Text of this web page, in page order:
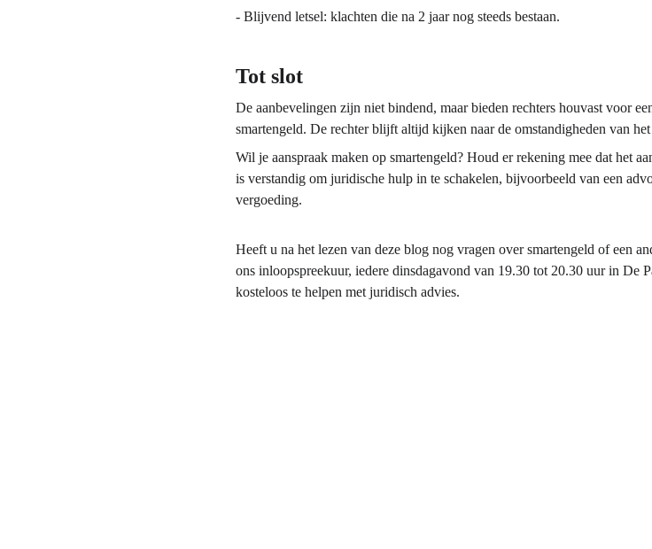
- Blijvend letsel: klachten die na 2 jaar nog steeds bestaan.
Tot slot
De aanbevelingen zijn niet bindend, maar bieden rechters houvast voor
smartengeld. De rechter blijft altijd kijken naar de omstandigheden van
Wil je aanspraak maken op smartengeld? Houd er rekening mee dat het
is verstandig om juridische hulp in te schakelen, bijvoorbeeld van een
vergoeding.
Heeft u na het lezen van deze blog nog vragen over smartengeld of een
ons inloopspreekuur, iedere dinsdagavond van 19.30 tot 20.30 uur in De
kosteloos te helpen met juridisch advies.